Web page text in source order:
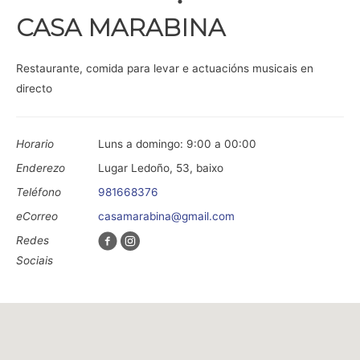
CASA MARABINA
Restaurante, comida para levar e actuacións musicais en
directo
Horario
Luns a domingo: 9:00 a 00:00
Enderezo
Lugar Ledoño, 53, baixo
Teléfono
981668376
eCorreo
casamarabina@gmail.com
Redes
Sociais